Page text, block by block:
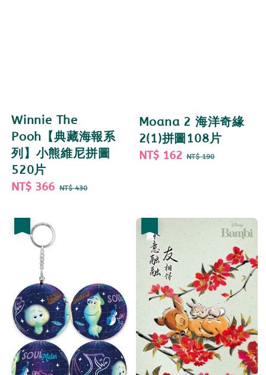
Winnie The
Pooh【典藏海報系
列】小熊維尼拼圖
520片
Sale
NT$ 366 Regular
NT$ 430
Moana 2 海洋奇緣
2(1)拼圖108片
Sale
NT$ 162 Regular
NT$ 190